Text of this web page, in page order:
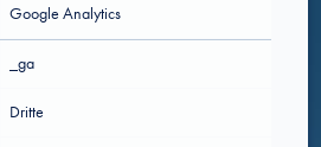
Google Analytics
_ga
Dritte